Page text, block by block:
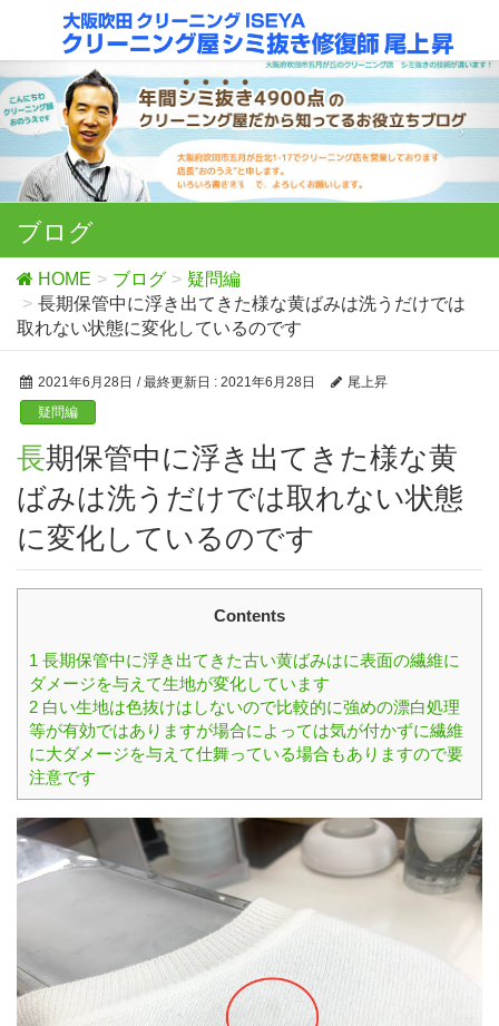
ブログ
HOME ブログ
疑問編
長期保管中に浮き出てきた様な黄ばみは洗うだけでは
取れない状態に変化しているのです
2021年6月28日 / 最終更新日 : 2021年6月28日
尾上昇
疑問編
長期保管中に浮き出てきた様な黄
ばみは洗うだけでは取れない状態
に変化しているのです
Contents
1 長期保管中に浮き出てきた古い黄ばみはに表面の繊維に
ダメージを与えて生地が変化しています
2 白い生地は色抜けはしないので比較的に強めの漂白処理
等が有効ではありますが場合によっては気が付かずに繊維
に大ダメージを与えて仕舞っている場合もありますので要
注意です